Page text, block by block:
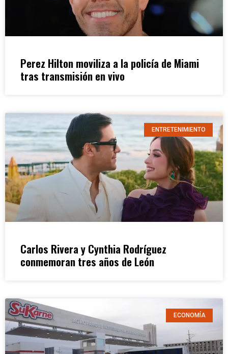
Perez Hilton moviliza a la policía de Miami
tras transmisión en vivo
ENTRETENIMIENTO
Carlos Rivera y Cynthia Rodríguez
conmemoran tres años de León
ECONOMÍA